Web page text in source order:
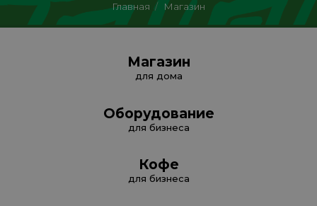
Главная / Магазин
Магазин
для дома
Оборудование
для бизнеса
Кофе
для бизнеса